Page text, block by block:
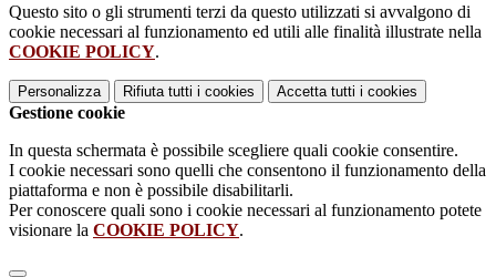
Questo sito o gli strumenti terzi da questo utilizzati si avvalgono di
cookie necessari al funzionamento ed utili alle finalità illustrate nella
COOKIE POLICY.
Personalizza Rifiuta tutti i cookies Accetta tutti i cookies
Gestione cookie
In questa schermata è possibile scegliere quali cookie consentire.
I cookie necessari sono quelli che consentono il funzionamento della
piattaforma e non è possibile disabilitarli.
Per conoscere quali sono i cookie necessari al funzionamento potete
visionare la COOKIE POLICY.